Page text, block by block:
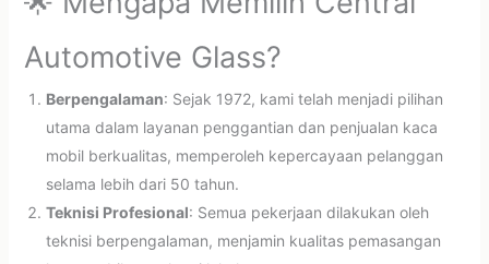
Automotive Glass?
Berpengalaman: Sejak 1972, kami telah menjadi pilihan
utama dalam layanan penggantian dan penjualan kaca
mobil berkualitas, memperoleh kepercayaan pelanggan
selama lebih dari 50 tahun.
Teknisi Profesional: Semua pekerjaan dilakukan oleh
teknisi berpengalaman, menjamin kualitas pemasangan